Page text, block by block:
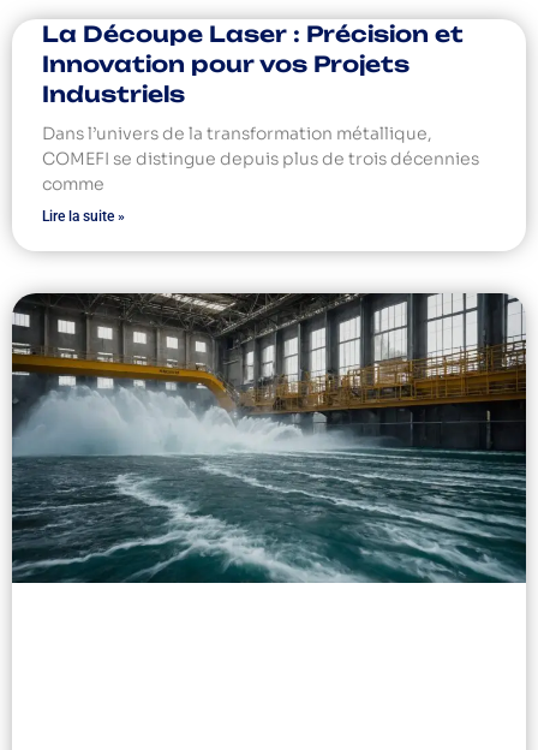
La Découpe Laser : Précision et
Innovation pour vos Projets
Industriels
Dans l’univers de la transformation métallique,
COMEFI se distingue depuis plus de trois décennies
comme
Lire la suite »